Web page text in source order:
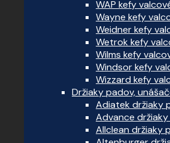
WAP kefy
Wayne kefy
Weidner kefy
Wetrok kefy
Wilms kefy
Windsor kefy
Wizzard kefy
Držiaky padov,
Adiatek držiaky
Advance
Allclean držiaky